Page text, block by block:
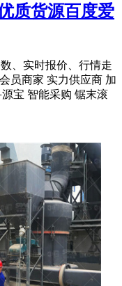
质货源百度爱
、实时报价、行情走
员商家 实力供应商 加
宝 智能采购 锯末滚